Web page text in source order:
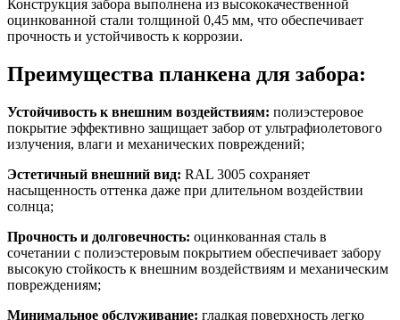
Конструкция забора выполнена из высококачественной
оцинкованной стали толщиной 0,45 мм, что обеспечивает
прочность и устойчивость к коррозии.
Преимущества планкена для забора:
Устойчивость к внешним воздействиям: полиэстеровое
покрытие эффективно защищает забор от ультрафиолетового
излучения, влаги и механических повреждений;
Эстетичный внешний вид: RAL 3005 сохраняет
насыщенность оттенка даже при длительном воздействии
солнца;
Прочность и долговечность: оцинкованная сталь в
сочетании с полиэстеровым покрытием обеспечивает забору
высокую стойкость к внешним воздействиям и механическим
повреждениям;
Минимальное обслуживание: гладкая поверхность легко